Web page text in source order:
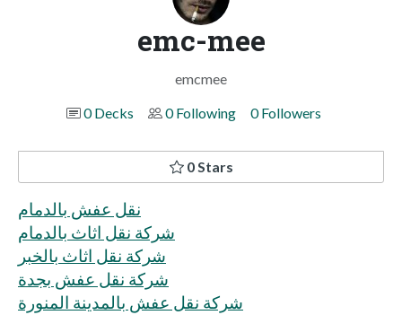
emc-mee
emcmee
0 Decks
0 Following 0 Followers
0 Stars
نقل عفش بالدمام
شركة نقل اثاث بالدمام
شركة نقل اثاث بالخبر
شركة نقل عفش بجدة
شركة نقل عفش بالمدينة المنورة